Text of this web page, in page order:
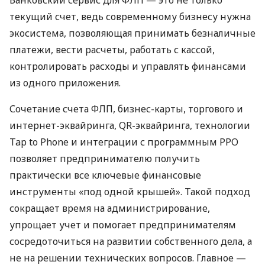
текущий счет, ведь современному бизнесу нужна
экосистема, позволяющая принимать безналичные
платежи, вести расчеты, работать с кассой,
контролировать расходы и управлять финансами
из одного приложения.
Сочетание счета ФЛП, бизнес-карты, торгового и
интернет-эквайринга, QR-эквайринга, технологии
Tap to Phone и интеграции с программным РРО
позволяет предпринимателю получить
практически все ключевые финансовые
инструменты «под одной крышей». Такой подход
сокращает время на администрирование,
упрощает учет и помогает предпринимателям
сосредоточиться на развитии собственного дела, а
не на решении технических вопросов. Главное —